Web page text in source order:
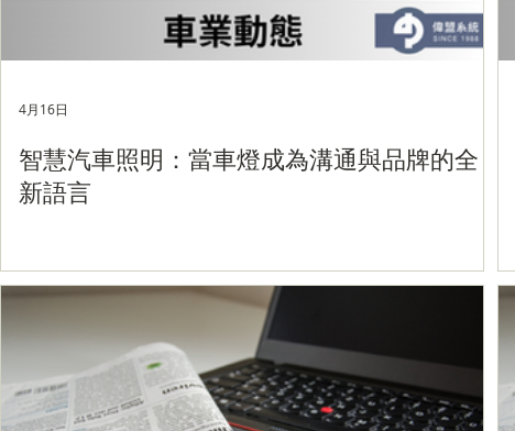
智慧汽車照明：當車燈成為溝通與品牌的全
新語言
4月16日